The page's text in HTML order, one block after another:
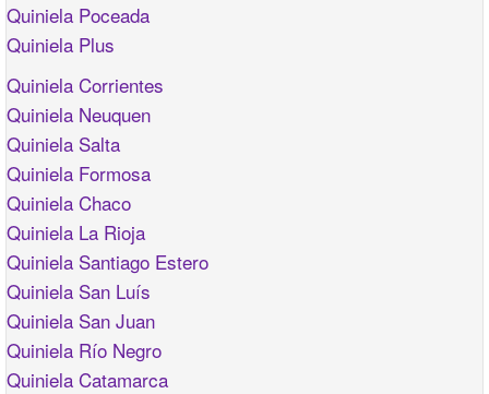
Quiniela Poceada
Quiniela Plus
Quiniela Corrientes
Quiniela Neuquen
Quiniela Salta
Quiniela Formosa
Quiniela Chaco
Quiniela La Rioja
Quiniela Santiago Estero
Quiniela San Luís
Quiniela San Juan
Quiniela Río Negro
Quiniela Catamarca